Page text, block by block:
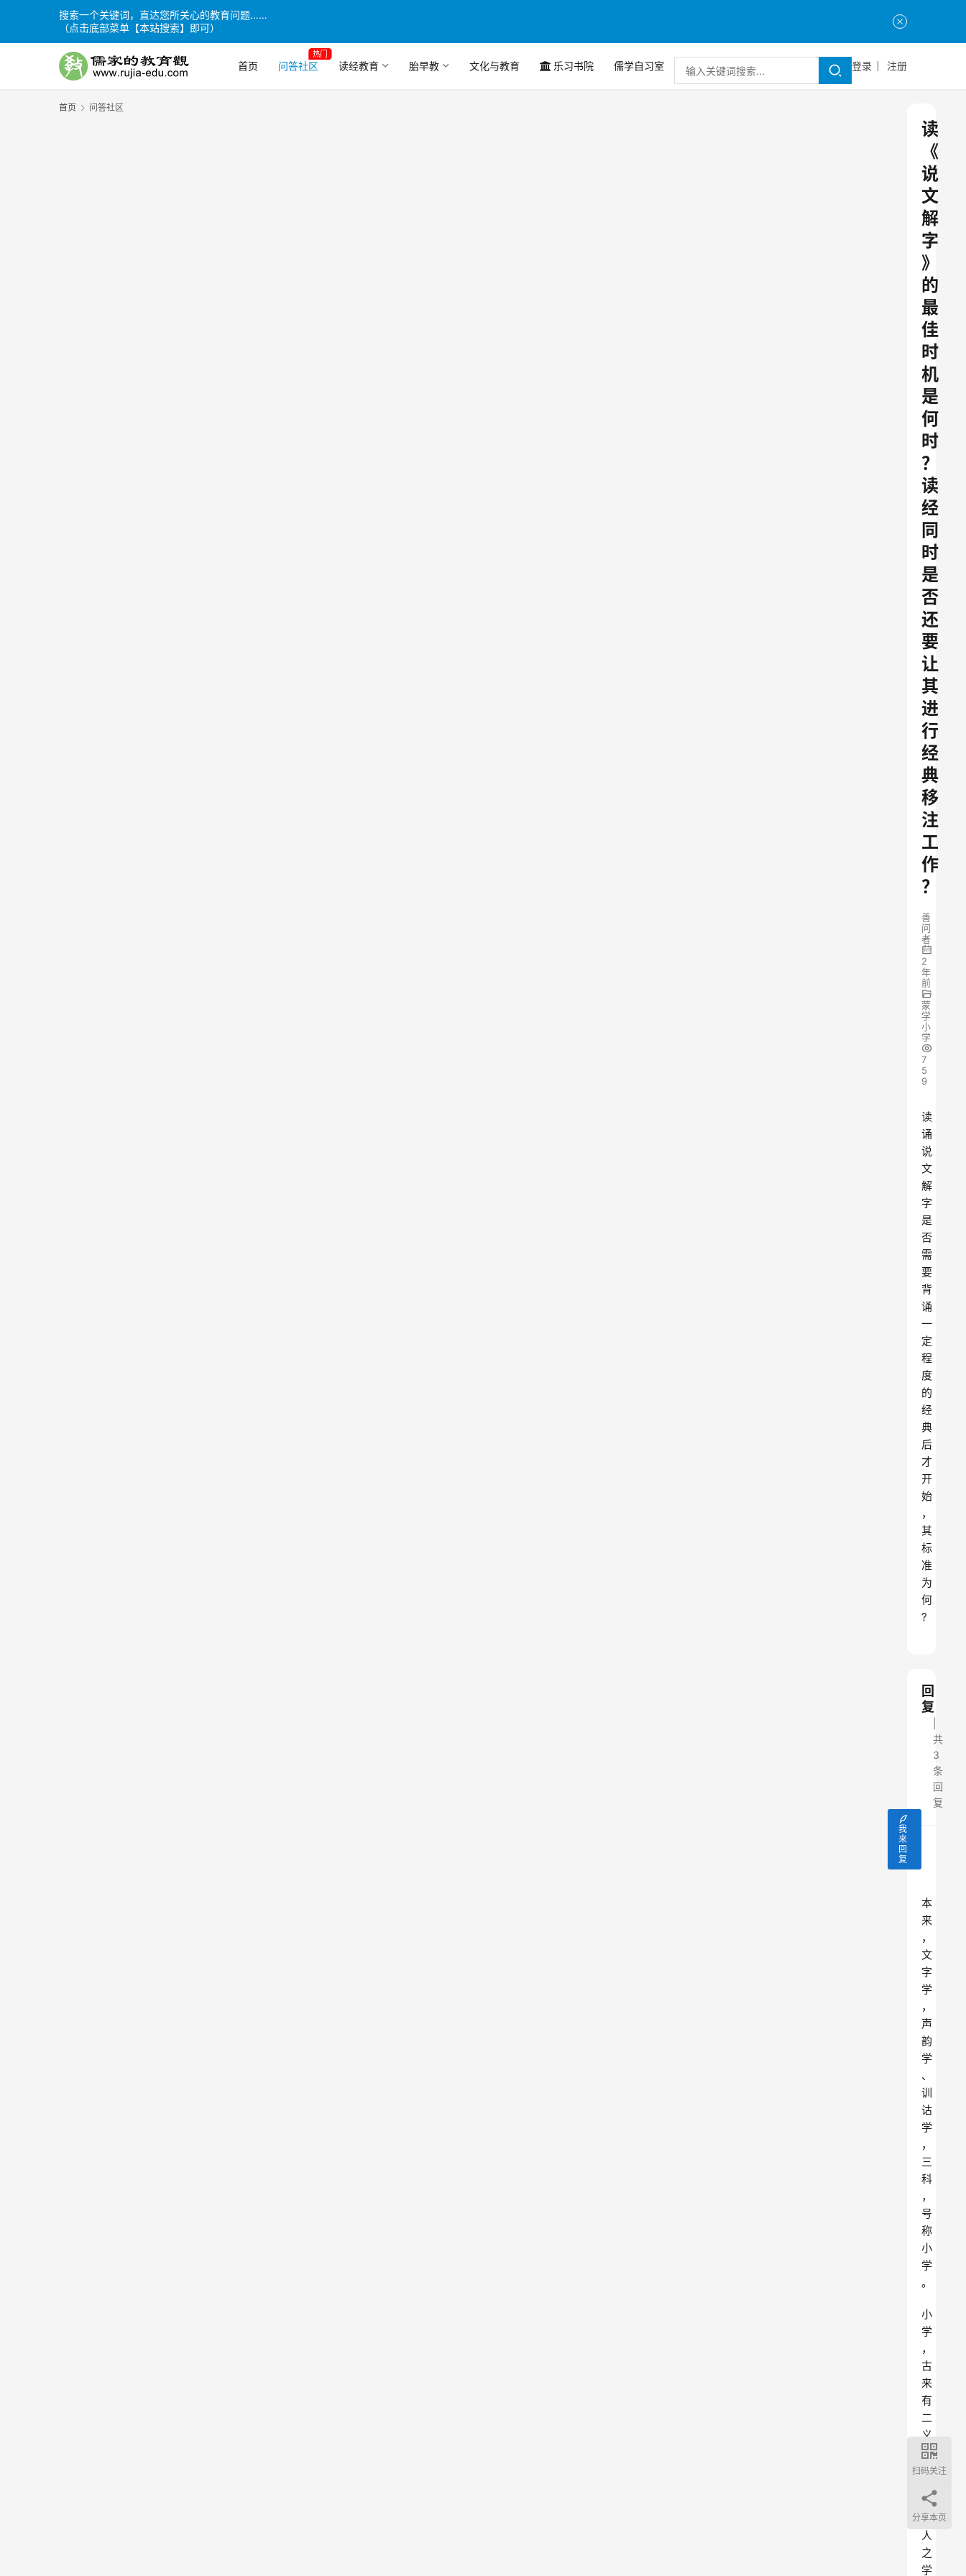
搜索一个关键词，直达您所关心的教育问题……
（点击底部菜单【本站搜索】即可）
首页 问答社区
热门
读经教育 胎早教 文化与教育 乐习书院 儒学自习室 登录 注册
首页 问答社区
读
《
说
文
解
字
》
的
最
佳
时
机
是
何
时
？
读
经
同
时
是
否
还
要
让
其
进
行
经
典
移
注
工
作
？
善
问
者
2
年
前
蒙
学
小
学
7
5
9
读
诵
说
文
解
字
是
否
需
要
背
诵
一
定
程
度
的
经
典
后
才
开
始
，
其
标
准
为
何
?
回
复
共
3
条
回
复
我
来
回
复
本
来
，
文
字
学
，
声
韵
学
、
训
诂
学
，
三
科
，
号
称
小
学
。
小
学
，
古
来
有
二
义
，
、
小
人
之
学
扫码关注
分享本页